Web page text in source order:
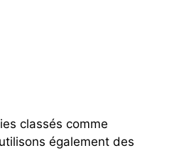
classés comme
également des